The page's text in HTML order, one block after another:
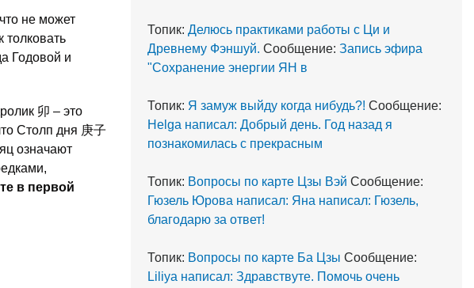
не может
толковать
Годовой и
卯 – это
Столп дня 庚子
означают
в первой
Топик: Делюсь практиками работы с Ци и
Древнему Фэншуй. Сообщение: Запись эфира
"Сохранение энергии ЯН в
Топик: Я замуж выйду когда нибудь?! Сообщение:
Helga написал: Добрый день. Год назад я
познакомилась с прекрасным
Топик: Вопросы по карте Цзы Вэй Сообщение:
Гюзель Юрова написал: Яна написал: Гюзель,
благодарю за ответ!
Топик: Вопросы по карте Ба Цзы Сообщение:
Liliya написал: Здравствуте. Помочь очень